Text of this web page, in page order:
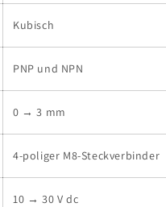
Kubisch
PNP und NPN
0 → 3 mm
4-poliger M8-Steckverbinder
10 → 30 V dc